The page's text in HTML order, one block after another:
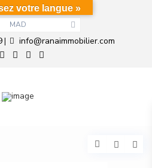
MAD
| info@ranaimmobilier.com
votre langue »